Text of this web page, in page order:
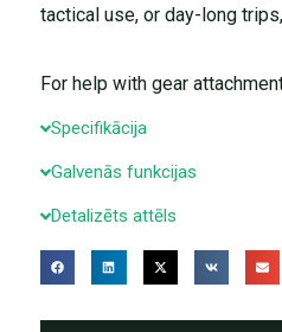
tactical use, or day-long
For help with gear
Specifikācija
Galvenās funkcijas
Detalizēts attēls